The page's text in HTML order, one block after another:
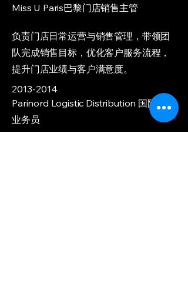
Miss U Paris巴黎门店销售主管
负责门店日常运营与销售管理，带领团
队完成销售目标，优化客户服务流程，
提升门店业绩与客户满意度。
2013-2014
Parinord Logistic Distribution 国际贸易
业务员